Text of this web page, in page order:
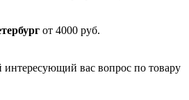
от 4000 руб.
вас вопрос по товару